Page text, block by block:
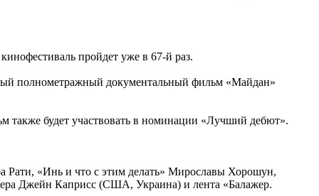
пройдет уже в 67-й раз.
полнометражный документальный фильм «Майдан»
также будет участвовать в номинации «Лучший дебют».
Рати, «Инь и что с этим делать» Мирославы Хорошун,
Джейн Каприсс (США, Украина) и лента «Балажер.